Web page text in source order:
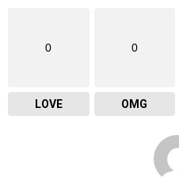
0
LOVE
0
OMG